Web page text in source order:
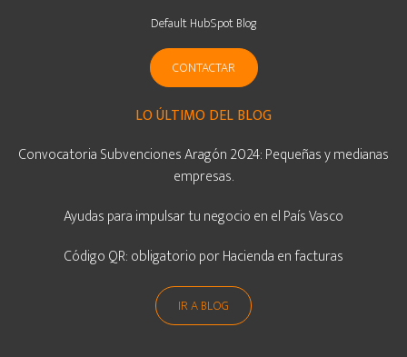
Default HubSpot Blog
CONTACTAR
LO ÚLTIMO DEL BLOG
Convocatoria Subvenciones Aragón 2024: Pequeñas y medianas
empresas.
Ayudas para impulsar tu negocio en el País Vasco
Código QR: obligatorio por Hacienda en facturas
IR A BLOG